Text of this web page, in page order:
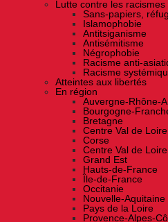
Lutte contre les
Sans-papiers,
Islamophobie
Antitsiganisme
Antisémitisme
Négrophobie
Racisme anti-
Racisme
Atteintes aux libertés
En région
Auvergne-Rhône-
Bourgogne-
Bretagne
Centre Val de Loire
Corse
Centre Val de Loire
Grand Est
Hauts-de-France
Île-de-France
Occitanie
Nouvelle-Aquitaine
Pays de la Loire
Provence-Alpes-